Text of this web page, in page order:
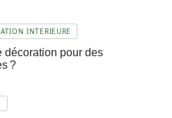
INTERIEURE
décoration pour des
?